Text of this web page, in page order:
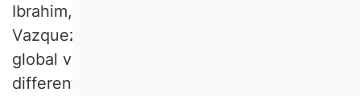
Ibrahim, S. E., Fiske, L., Goerzen, A., &
Vazquez-Brust, D. (2021). From sustainable
global value chains to circular economy—
different silos, different perspectives, but